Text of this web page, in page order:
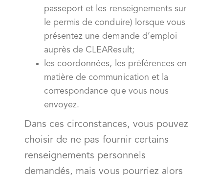
passeport et les renseignements sur
le permis de conduire) lorsque vous
présentez une demande d’emploi
auprès de CLEAResult;
les coordonnées, les préférences en
matière de communication et la
correspondance que vous nous
envoyez.
Dans ces circonstances, vous pouvez
choisir de ne pas fournir certains
renseignements personnels
demandés, mais vous pourriez alors